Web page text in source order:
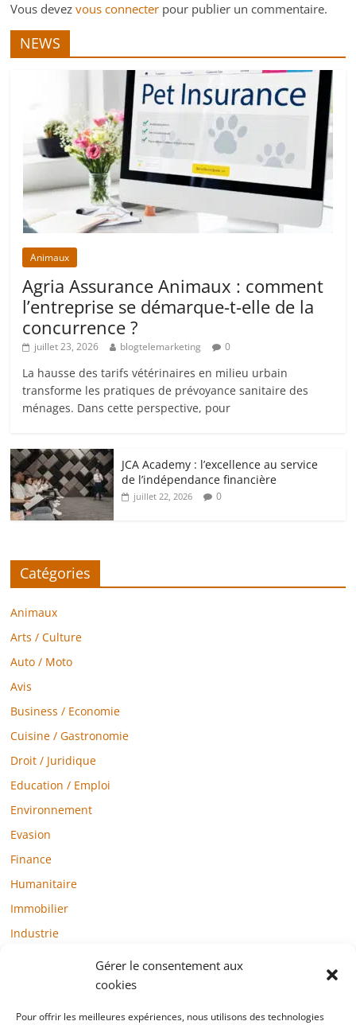
Gérer le consentement aux
cookies
Pour offrir les meilleures expériences, nous utilisons des technologies
Vous devezvous connecter pour publier un commentaire.
NEWS
Animaux
Agria Assurance Animaux : comment
l’entreprise se démarque-t-elle de la
concurrence ?
juillet 23, 2026 blogtelemarketing 0
La hausse des tarifs vétérinaires en milieu urbain
transforme les pratiques de prévoyance sanitaire des
ménages. Dans cette perspective, pour
JCA Academy : l’excellence au service
de l’indépendance financière
juillet 22, 2026 0
Catégories
Animaux
Arts / Culture
Auto / Moto
Avis
Business / Economie
Cuisine / Gastronomie
Droit / Juridique
Education / Emploi
Environnement
Evasion
Finance
Humanitaire
Immobilier
Industrie